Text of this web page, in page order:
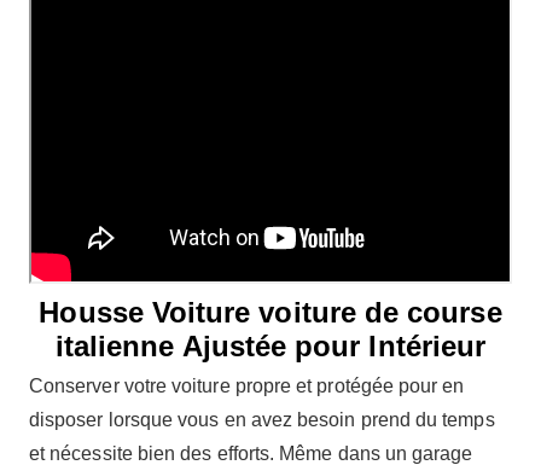
Housse Voiture voiture de course
italienne Ajustée pour Intérieur
Conserver votre voiture propre et protégée pour en
disposer lorsque vous en avez besoin prend du temps
et nécessite bien des efforts. Même dans un garage